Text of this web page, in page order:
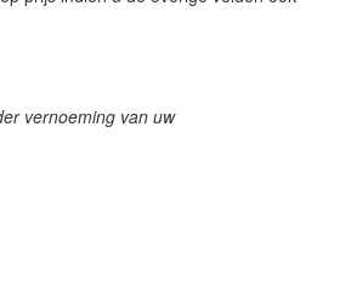
vernoeming van uw